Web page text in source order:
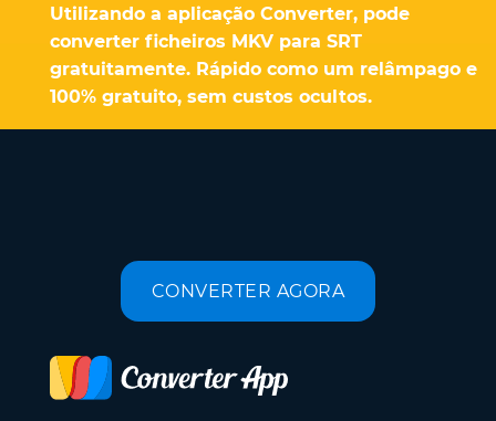
Utilizando a aplicação Converter, pode
converter ficheiros MKV para SRT
gratuitamente. Rápido como um relâmpago e
100% gratuito, sem custos ocultos.
CONVERTER AGORA